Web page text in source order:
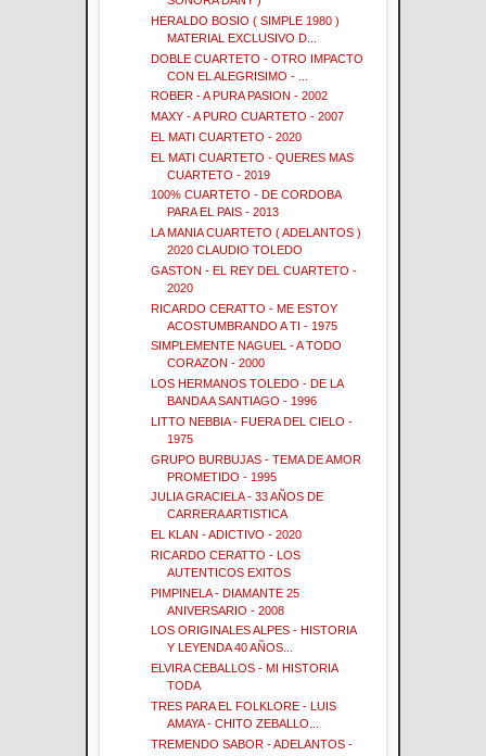
HERALDO BOSIO ( SIMPLE 1980 )
MATERIAL EXCLUSIVO D...
DOBLE CUARTETO - OTRO IMPACTO
CON EL ALEGRISIMO - ...
ROBER - A PURA PASION - 2002
MAXY - A PURO CUARTETO - 2007
EL MATI CUARTETO - 2020
EL MATI CUARTETO - QUERES MAS
CUARTETO - 2019
100% CUARTETO - DE CORDOBA
PARA EL PAIS - 2013
LA MANIA CUARTETO ( ADELANTOS )
2020 CLAUDIO TOLEDO
GASTON - EL REY DEL CUARTETO -
2020
RICARDO CERATTO - ME ESTOY
ACOSTUMBRANDO A TI - 1975
SIMPLEMENTE NAGUEL - A TODO
CORAZON - 2000
LOS HERMANOS TOLEDO - DE LA
BANDA A SANTIAGO - 1996
LITTO NEBBIA - FUERA DEL CIELO -
1975
GRUPO BURBUJAS - TEMA DE AMOR
PROMETIDO - 1995
JULIA GRACIELA - 33 AÑOS DE
CARRERA ARTISTICA
EL KLAN - ADICTIVO - 2020
RICARDO CERATTO - LOS
AUTENTICOS EXITOS
PIMPINELA - DIAMANTE 25
ANIVERSARIO - 2008
LOS ORIGINALES ALPES - HISTORIA
Y LEYENDA 40 AÑOS...
ELVIRA CEBALLOS - MI HISTORIA
TODA
TRES PARA EL FOLKLORE - LUIS
AMAYA - CHITO ZEBALLO...
TREMENDO SABOR - ADELANTOS -